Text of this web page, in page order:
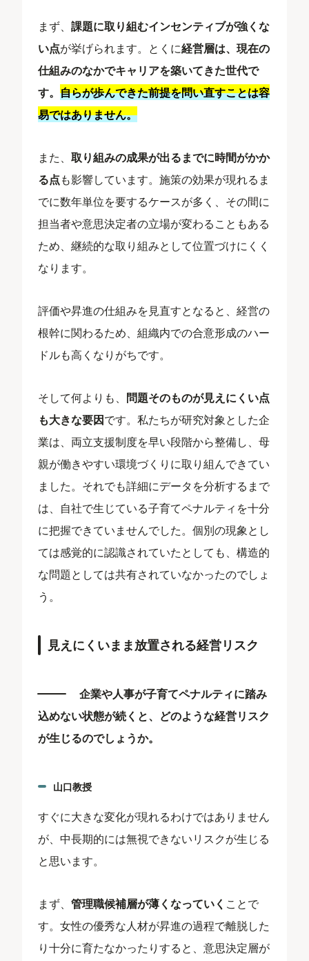
まず、課題に取り組むインセンティブが強くな
い点が挙げられます。とくに経営層は、現在の
仕組みのなかでキャリアを築いてきた世代で
す。自らが歩んできた前提を問い直すことは容
易ではありません。
また、取り組みの成果が出るまでに時間がかか
る点も影響しています。施策の効果が現れるま
でに数年単位を要するケースが多く、その間に
担当者や意思決定者の立場が変わることもある
ため、継続的な取り組みとして位置づけにくく
なります。
評価や昇進の仕組みを見直すとなると、経営の
根幹に関わるため、組織内での合意形成のハー
ドルも高くなりがちです。
そして何よりも、 問題そのものが見えにくい点
も大きな要因です。私たちが研究対象とした企
業は、両立支援制度を早い段階から整備し、母
親が働きやすい環境づくりに取り組んできてい
ました。それでも詳細にデータを分析するまで
は、自社で生じている子育てペナルティを十分
に把握できていませんでした。個別の現象とし
ては感覚的に認識されていたとしても、構造的
な問題としては共有されていなかったのでしょ
う。
見えにくいまま放置される経営リスク
企業や人事が子育てペナルティに踏み
込めない状態が続くと、どのような経営リスク
が生じるのでしょうか。
山口教授
すぐに大きな変化が現れるわけではありません
が、中長期的には無視できないリスクが生じる
と思います。
まず、管理職候補層が薄くなっていく ことで
す。女性の優秀な人材が昇進の過程で離脱した
り十分に育たなかったりすると、意思決定層が